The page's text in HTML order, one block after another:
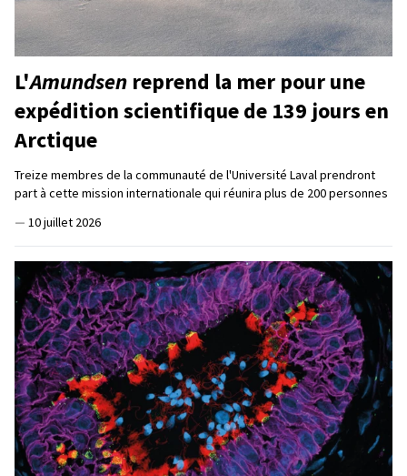
L'Amundsen reprend la mer pour une
expédition scientifique de 139 jours en
Arctique
Treize membres de la communauté de l'Université Laval prendront
part à cette mission internationale qui réunira plus de 200 personnes
— 10 juillet 2026